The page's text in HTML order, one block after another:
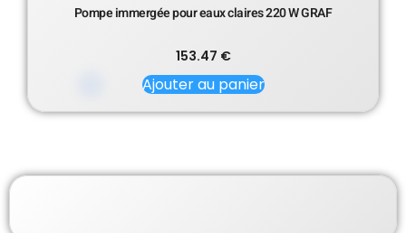
Pompe immergée pour eaux claires 220 W GRAF
153.47 €
Ajouter au panier